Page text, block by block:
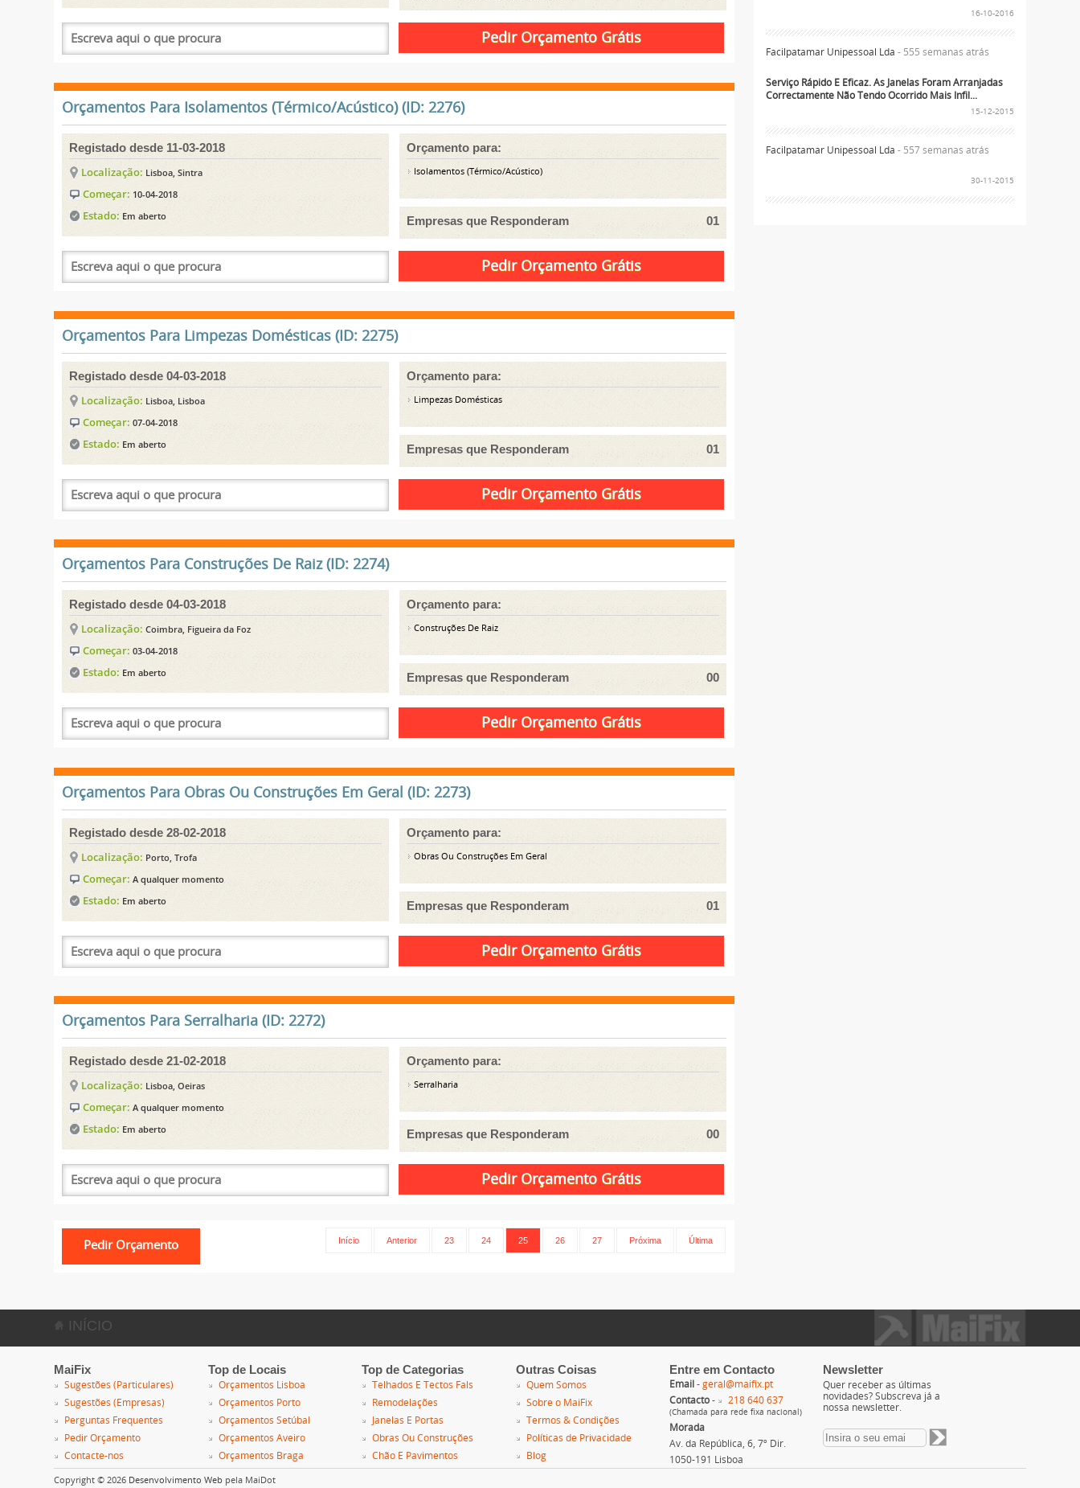
Orçamentos Para Isolamentos (Térmico/Acústico) (ID: 2276)
Registado desde 11-03-2018
Localização: Lisboa, Sintra
Começar: 10-04-2018
Estado: Em aberto
Orçamento para:
Isolamentos (Térmico/Acústico)
Empresas que Responderam 01
Orçamentos Para Limpezas Domésticas (ID: 2275)
Registado desde 04-03-2018
Localização: Lisboa, Lisboa
Começar:07-04-2018
Estado: Em aberto
Orçamento para:
Limpezas Domésticas
Empresas que Responderam 01
Orçamentos Para Construções De Raiz (ID: 2274)
Registado desde 04-03-2018
Localização:Coimbra, Figueira da Foz
Começar:03-04-2018
Estado: Em aberto
Orçamento para:
Construções De Raiz
Empresas que Responderam 00
Orçamentos Para Obras Ou Construções Em Geral (ID: 2273)
Registado desde 28-02-2018
Localização: Porto, Trofa
Começar:A qualquer momento
Estado: Em aberto
Orçamento para:
Obras Ou Construções Em Geral
Empresas que Responderam 01
Orçamentos Para Serralharia (ID: 2272)
Registado desde 21-02-2018
Localização: Lisboa, Oeiras
Começar:A qualquer momento
Estado: Em aberto
Orçamento para:
Serralharia
Empresas que Responderam 00
Início Anterior 23 24 25 26 27 Próxima Última
16-10-2016
Facilpatamar Unipessoal Lda - 555 semanas atrás
Serviço Rápido E Eficaz. As Janelas Foram Arranjadas
Correctamente Não Tendo Ocorrido Mais Infil...
15-12-2015
Facilpatamar Unipessoal Lda - 557 semanas atrás
30-11-2015
INÍCIO
MaiFix
Sugestões (Particulares)
Sugestões (Empresas)
Perguntas Frequentes
Pedir Orçamento
Contacte-nos
Top de Locais
Orçamentos Lisboa
Orçamentos Porto
Orçamentos Setúbal
Orçamentos Aveiro
Orçamentos Braga
Top de Categorias
Telhados E Tectos Fals
Remodelações
Janelas E Portas
Obras Ou Construções
Chão E Pavimentos
Outras Coisas
Quem Somos
Sobre o MaiFix
Termos & Condições
Políticas de Privacidade
Blog
Entre em Contacto
Email- geral@maifix.pt
Contacto- 218 640 637
(Chamada para rede fixa nacional)
Morada
Av. da República, 6, 7º Dir.
1050-191 Lisboa
Newsletter
Quer receber as últimas
novidades? Subscreva já a
nossa newsletter.
Copyright © 2026 Desenvolvimento Web pela MaiDot